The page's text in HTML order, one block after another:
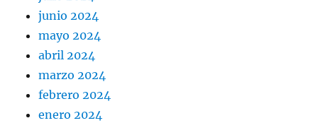
junio 2024
mayo 2024
abril 2024
marzo 2024
febrero 2024
enero 2024